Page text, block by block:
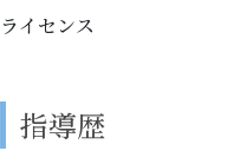
ライセンス
指導歴